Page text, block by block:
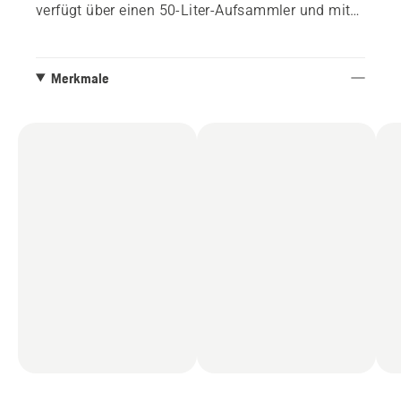
verfügt über einen 50-Liter-Aufsammler und mit
einfach einstellen.
Merkmale